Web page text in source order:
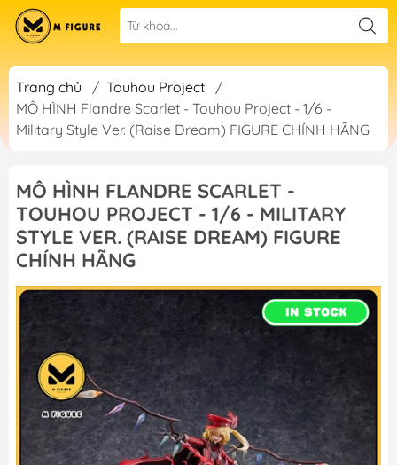
Trang chủ / Touhou Project
/
MÔ HÌNH Flandre Scarlet - Touhou Project - 1/6 -
Military Style Ver. (Raise Dream) FIGURE CHÍNH HÃNG
MÔ HÌNH FLANDRE SCARLET -
TOUHOU PROJECT - 1/6 - MILITARY
STYLE VER. (RAISE DREAM) FIGURE
CHÍNH HÃNG